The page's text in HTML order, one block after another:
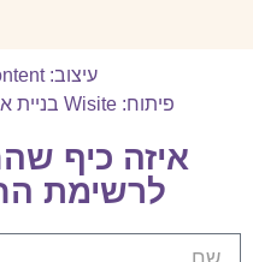
עיצוב: Studio Inbal Content
פיתוח: Wisite בניית אתרים
איזה כיף
לרשימת